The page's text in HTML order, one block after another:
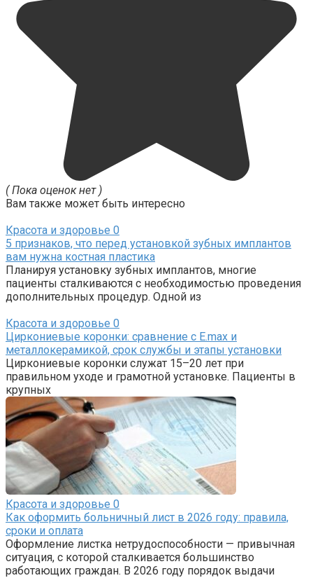
( Пока оценок нет )
Вам также может быть интересно
Красота и здоровье 0
5 признаков, что перед установкой зубных имплантов
вам нужна костная пластика
Планируя установку зубных имплантов, многие
пациенты сталкиваются с необходимостью проведения
дополнительных процедур. Одной из
Красота и здоровье 0
Циркониевые коронки: сравнение с E.max и
металлокерамикой, срок службы и этапы установки
Циркониевые коронки служат 15–20 лет при
правильном уходе и грамотной установке. Пациенты в
крупных
Красота и здоровье 0
Как оформить больничный лист в 2026 году: правила,
сроки и оплата
Оформление листка нетрудоспособности — привычная
ситуация, с которой сталкивается большинство
работающих граждан. В 2026 году порядок выдачи